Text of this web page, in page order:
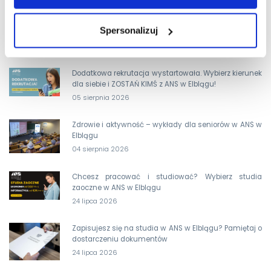
Spersonalizuj
OSTATNIE AKTUALNOŚCI
Dodatkowa rekrutacja wystartowała. Wybierz kierunek
dla siebie i ZOSTAŃ KIMŚ z ANS w Elblągu!
05 sierpnia 2026
Zdrowie i aktywność – wykłady dla seniorów w ANS w
Elblągu
04 sierpnia 2026
Chcesz pracować i studiować? Wybierz studia
zaoczne w ANS w Elblągu
24 lipca 2026
Zapisujesz się na studia w ANS w Elblągu? Pamiętaj o
dostarczeniu dokumentów
24 lipca 2026